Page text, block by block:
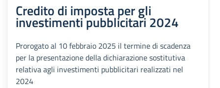
Credito di imposta per gli
investimenti pubblicitari 2024
Prorogato al 10 febbraio 2025 il termine di scadenza
per la presentazione della dichiarazione sostitutiva
relativa agli investimenti pubblicitari realizzati nel
2024